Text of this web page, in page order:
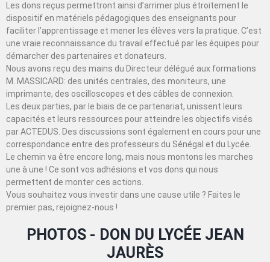
Les dons reçus permettront ainsi d’arrimer plus étroitement le
dispositif en matériels pédagogiques des enseignants pour
faciliter l’apprentissage et mener les élèves vers la pratique. C’est
une vraie reconnaissance du travail effectué par les équipes pour
démarcher des partenaires et donateurs.
Nous avons reçu des mains du Directeur délégué aux formations
M. MASSICARD: des unités centrales, des moniteurs, une
imprimante, des oscilloscopes et des câbles de connexion.
Les deux parties, par le biais de ce partenariat, unissent leurs
capacités et leurs ressources pour atteindre les objectifs visés
par ACTEDUS. Des discussions sont également en cours pour une
correspondance entre des professeurs du Sénégal et du Lycée.
Le chemin va être encore long, mais nous montons les marches
une à une ! Ce sont vos adhésions et vos dons qui nous
permettent de monter ces actions.
Vous souhaitez vous investir dans une cause utile ? Faites le
premier pas, rejoignez-nous !
PHOTOS - DON DU LYCÉE JEAN
JAURÈS